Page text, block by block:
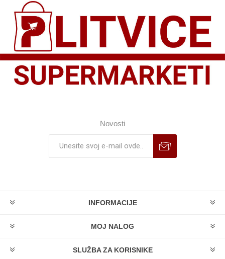
Novosti
INFORMACIJE
MOJ NALOG
SLUŽBA ZA KORISNIKE